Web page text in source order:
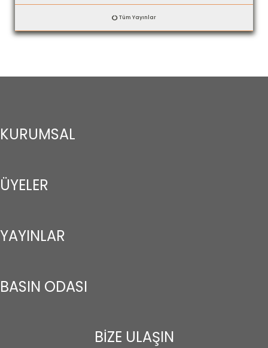
Tüm Yayınlar
KURUMSAL
ÜYELER
YAYINLAR
BASIN ODASI
BİZE ULAŞIN